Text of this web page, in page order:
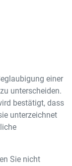
einer
unterscheiden.
bestätigt, dass
unterzeichnet
Sie nicht